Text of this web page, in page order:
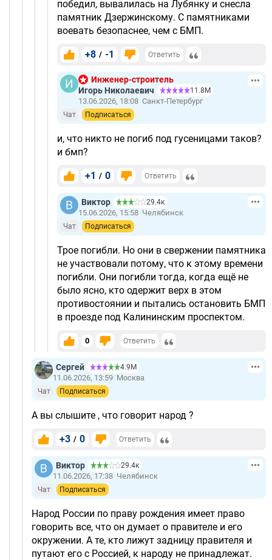
победил, вывалилась на Лубянку и снесла
памятник Дзержинскому. С памятниками
воевать безопаснее, чем с БМП.
+8 / -1 Ответить
Инженер-строитель
Игорь Николаевич
11.8М
13.06.2026, 18:08 Санкт-Петербург
Чат Подписаться
и, что никто не погиб под гусеницами таков?
и бмп?
+1 / 0 Ответить
Виктор 29.4к
15.06.2026, 15:58 Челябинск
Чат Подписаться
Трое погибли. Но они в свержении памятника
не участвовали потому, что к этому времени
погибли. Они погибли тогда, когда ещё не
было ясно, кто одержит верх в этом
противостоянии и пытались остановить БМП
в проезде под Калининским проспектом.
0 Ответить
Сергей 4.9М
11.06.2026, 13:59 Москва
Чат Подписаться
А вы слышите , что говорит народ ?
+3 / 0 Ответить
Виктор 29.4к
11.06.2026, 17:38 Челябинск
Чат Подписаться
Народ России по праву рождения имеет право
говорить все, что он думает о правителе и его
окружении. А те, кто лижут задницу правителя и
путают его с Россией, к народу не принадлежат.